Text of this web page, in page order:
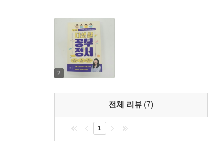
정서를 해치는 부모의 말과 행동은 무엇인지 이 책
자기주도학습의 씨앗을 뿌리는 5~7세,
자기주도학습을 거두는 초등 과정
남들 다 하는 선행학습을 하지 말아야 한다면
단연코 ‘자기주도학습력’을 가르쳐야 한다고 말
하는 게 아닐까? 틀린 말이다. 자기주도는 학교
형태의 배움을 경험한 아이들 마음속에 뿌려진 자
2
전체 리뷰 (7)
1